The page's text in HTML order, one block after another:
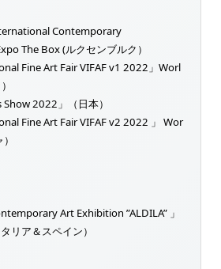
Contemporary
The Box (ルクセンブルク）
Fine Art Fair VIFAF v1 2022」Worl
Show 2022」（日本）
Fine Art Fair VIFAF v2 2022 」 Wor
Art Exhibition ”ALDILA” 」
リア＆スペイン）